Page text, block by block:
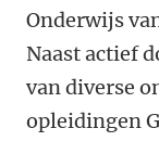
Onderwijs
Naast actief
van diverse
opleidingen